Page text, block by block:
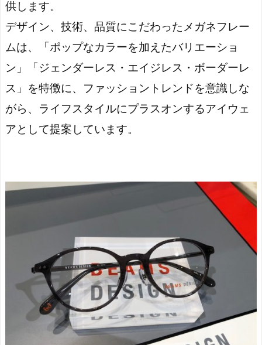
供します。
デザイン、技術、品質にこだわったメガネフレー
ムは、「ポップなカラーを加えたバリエーショ
ン」「ジェンダーレス・エイジレス・ボーダーレ
ス」を特徴に、ファッショントレンドを意識しな
がら、ライフスタイルにプラスオンするアイウェ
アとして提案しています。